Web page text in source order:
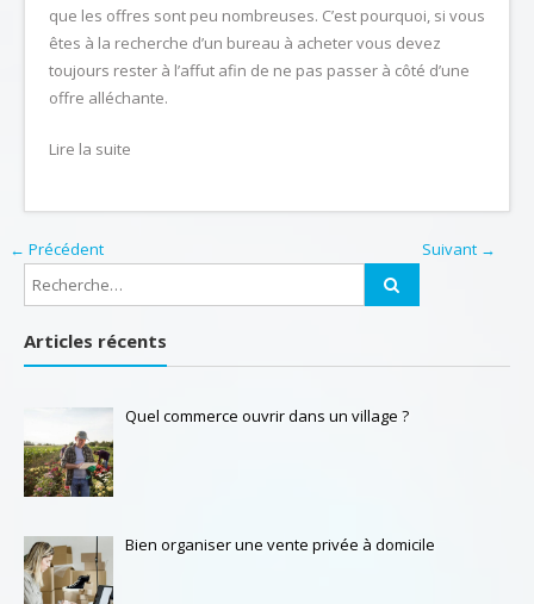
que les offres sont peu nombreuses. C’est pourquoi, si vous
êtes à la recherche d’un bureau à acheter vous devez
toujours rester à l’affut afin de ne pas passer à côté d’une
offre alléchante.
Lire la suite
← Précédent Suivant →
Articles récents
Quel commerce ouvrir dans un village ?
Bien organiser une vente privée à domicile